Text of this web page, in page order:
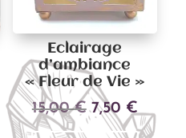
Eclairage
d’ambiance
« Fleur de Vie »
15,00€ Le
prix
7,50 €Le
prix